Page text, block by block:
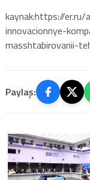
kaynak:https://
innovacionnye-
masshtabirovanii-
Paylaş: